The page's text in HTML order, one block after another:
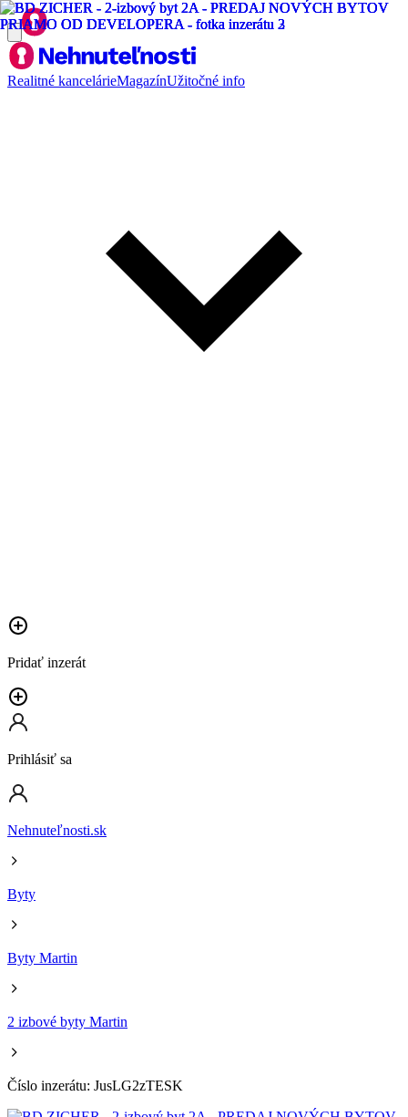
Realitné kancelárieMagazínUžitočné info
Pridať inzerát
Prihlásiť sa
Nehnuteľnosti.sk
Byty
Byty Martin
2 izbové byty Martin
Číslo inzerátu: JusLG2zTESK